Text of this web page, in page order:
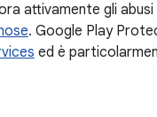
attivamente gli
. Google Play
ed è